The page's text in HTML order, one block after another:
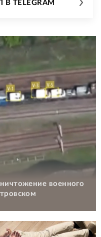
TELEGRAM
военного